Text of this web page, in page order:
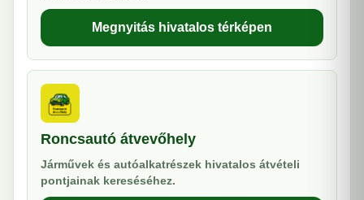
Megnyitás hivatalos térképen
Roncsautó átvevőhely
Járművek és autóalkatrészek hivatalos átvételi
pontjainak kereséséhez.